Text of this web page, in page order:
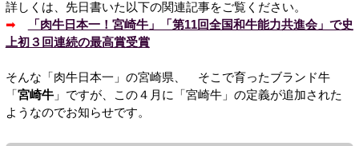
詳しくは、先日書いた以下の関連記事をご覧ください。
➡
「肉牛日本一！宮崎牛」「第11回全国和牛能力共進会」で史
上初３回連続の最高賞受賞
そんな「肉牛日本一」の宮崎県、 そこで育ったブランド牛
「 宮崎牛」ですが、この４月に「宮崎牛」の定義が追加された
ようなのでお知らせです。